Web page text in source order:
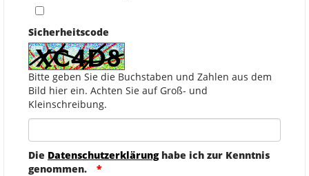
Sicherheitscode
Bitte geben Sie die Buchstaben und Zahlen aus dem
Bild hier ein. Achten Sie auf Groß- und
Kleinschreibung.
Die Datenschutzerklärunghabe ich zur Kenntnis
genommen.